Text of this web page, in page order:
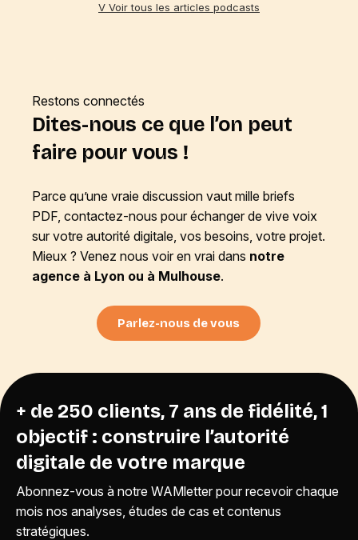
V Voir tous les articles podcasts
Restons connectés
Dites-nous ce que l’on peut
faire pour vous !
Parce qu’une vraie discussion vaut mille briefs
PDF, contactez-nous pour échanger de vive voix
sur votre autorité digitale, vos besoins, votre projet.
Mieux ? Venez nous voir en vrai dans notre
agence à Lyon ou à Mulhouse.
Parlez-nous de vous
+ de 250 clients, 7 ans de fidélité, 1
objectif : construire l’autorité
digitale de votre marque
Abonnez-vous à notre WAMletter pour recevoir chaque
mois nos analyses, études de cas et contenus
stratégiques.